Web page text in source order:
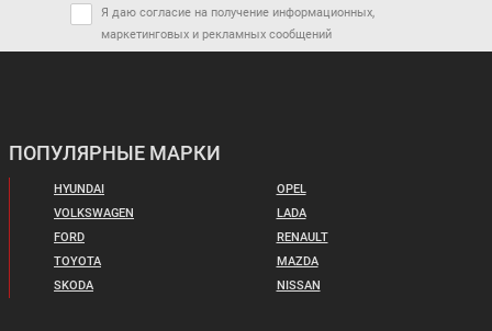
Цена от:
1 689 900 ₽
В кредит от:
Цена от:
573 000 ₽
В кредит от:
Я даю согласие на получение информационных,
маркетинговых и рекламных сообщений
ПОПУЛЯРНЫЕ МАРКИ
HYUNDAI
VOLKSWAGEN
FORD
TOYOTA
SKODA
OPEL
LADA
RENAULT
MAZDA
NISSAN